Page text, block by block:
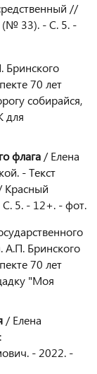
//
(№ 33). - С. 5. -
Бринского
70 лет
собирайся,
для
флага / Елена
- Текст
Красный
5. - 12+. - фот.
А.П. Бринского
70 лет
"Моя
/ Елена
- 2022. -